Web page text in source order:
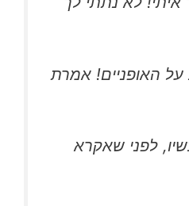
על האופניים! אמרת
לפני שאקרא